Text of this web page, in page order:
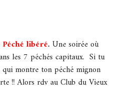
libéré. Une soirée où
les 7 péchés capitaux. Si tu
qui montre ton péché mignon
!! Alors rdv au Club du Vieux